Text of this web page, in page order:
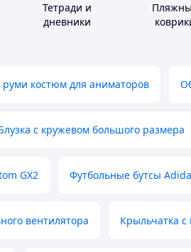
Тетради и
дневники
руми костюм для аниматоров
с кружевом большого размера
GX2 Футбольные бутсы
вентилятора Крыльчатка с